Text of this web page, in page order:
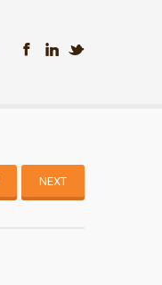
NEXT